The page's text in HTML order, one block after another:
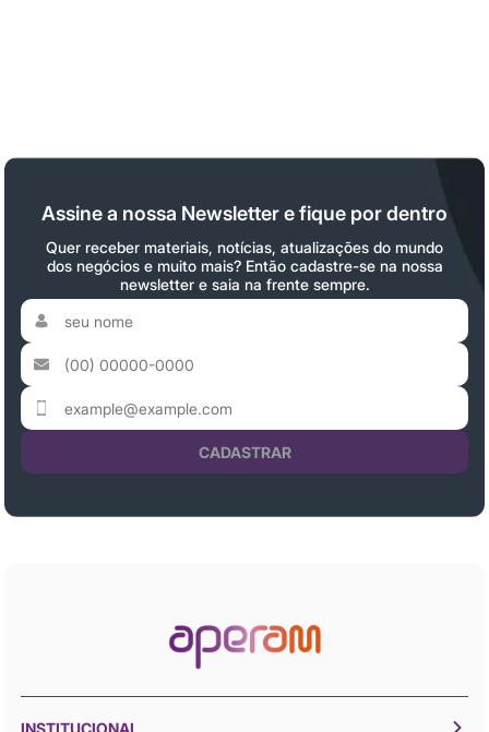
Assine a nossa Newsletter e fique por dentro
Quer receber materiais, notícias, atualizações do mundo
dos negócios e muito mais? Então cadastre-se na nossa
newsletter e saia na frente sempre.
CADASTRAR